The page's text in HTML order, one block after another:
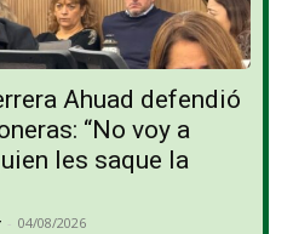
Ahuad defendió
“No voy a
les saque la
- 04/08/2026